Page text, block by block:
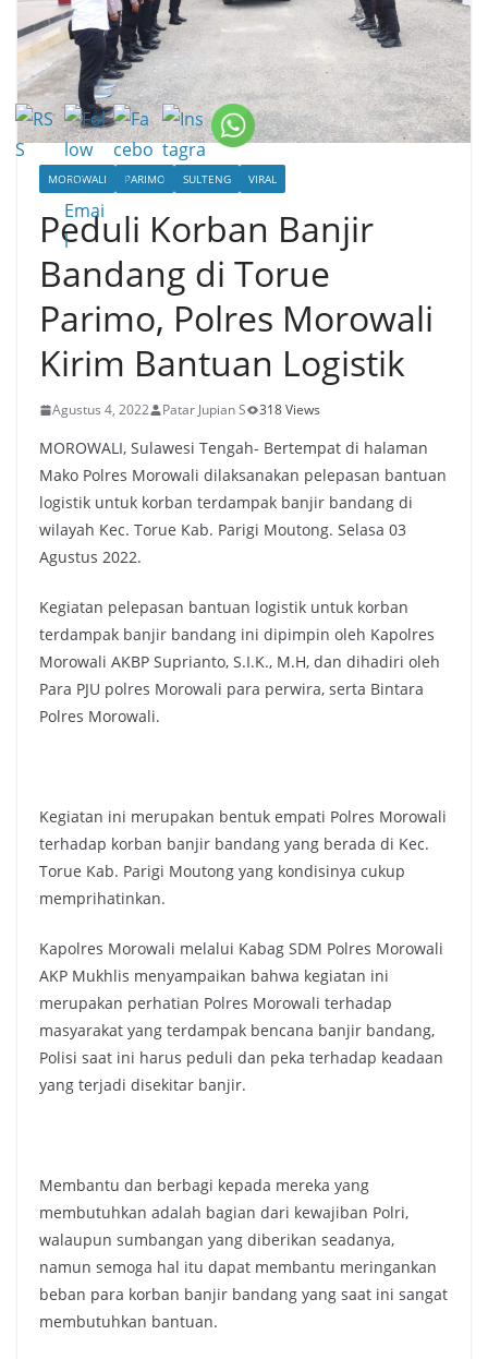
MOROWALI PARIMO SULTENG VIRAL
Peduli Korban Banjir
Bandang di Torue
Parimo, Polres Morowali
Kirim Bantuan Logistik
Agustus 4, 2022 Patar Jupian S 318 Views
MOROWALI, Sulawesi Tengah- Bertempat di halaman
Mako Polres Morowali dilaksanakan pelepasan bantuan
logistik untuk korban terdampak banjir bandang di
wilayah Kec. Torue Kab. Parigi Moutong. Selasa 03
Agustus 2022.
Kegiatan pelepasan bantuan logistik untuk korban
terdampak banjir bandang ini dipimpin oleh Kapolres
Morowali AKBP Suprianto, S.I.K., M.H, dan dihadiri oleh
Para PJU polres Morowali para perwira, serta Bintara
Polres Morowali.
Kegiatan ini merupakan bentuk empati Polres Morowali
terhadap korban banjir bandang yang berada di Kec.
Torue Kab. Parigi Moutong yang kondisinya cukup
memprihatinkan.
Kapolres Morowali melalui Kabag SDM Polres Morowali
AKP Mukhlis menyampaikan bahwa kegiatan ini
merupakan perhatian Polres Morowali terhadap
masyarakat yang terdampak bencana banjir bandang,
Polisi saat ini harus peduli dan peka terhadap keadaan
yang terjadi disekitar banjir.
Membantu dan berbagi kepada mereka yang
membutuhkan adalah bagian dari kewajiban Polri,
walaupun sumbangan yang diberikan seadanya,
namun semoga hal itu dapat membantu meringankan
beban para korban banjir bandang yang saat ini sangat
membutuhkan bantuan.